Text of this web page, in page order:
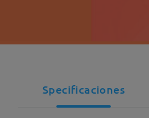
Specificaciones